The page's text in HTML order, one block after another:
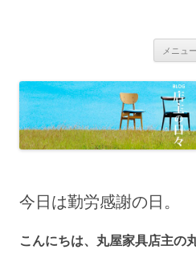
市・塩尻市 木の
具の
メニュー
今日は勤労感謝の日。
こんにちは、丸屋家具店主の